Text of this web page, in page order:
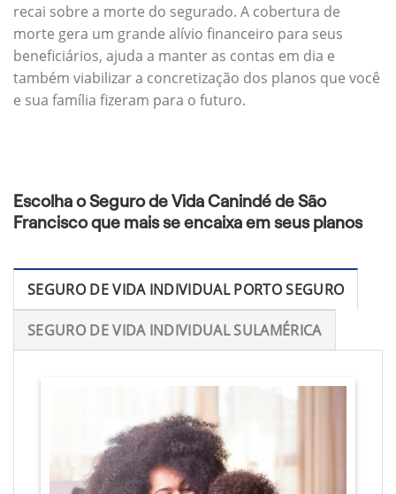
recai sobre a morte do segurado. A cobertura de
morte gera um grande alívio financeiro para seus
beneficiários, ajuda a manter as contas em dia e
também viabilizar a concretização dos planos que você
e sua família fizeram para o futuro.
Escolha o Seguro de Vida Canindé de São
Francisco que mais se encaixa em seus planos
SEGURO DE VIDA INDIVIDUAL PORTO SEGURO
SEGURO DE VIDA INDIVIDUAL SULAMÉRICA